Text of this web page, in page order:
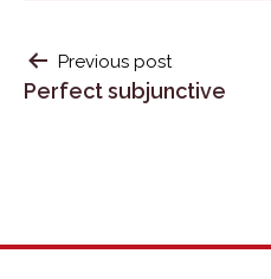
POST
NAVIGATION
Previous post
Perfect subjunctive